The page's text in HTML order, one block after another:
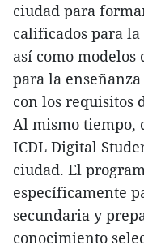
ciudad para
calificados para
así como
para la
con los requisitos
Al mismo tiempo,
ICDL Digital
ciudad. El
específicamente
secundaria y
conocimiento